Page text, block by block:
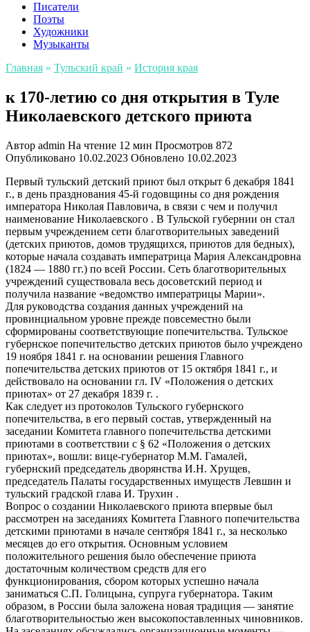
Писатели
Поэты
Художники
Музыканты
Главная » Тульский край » История края
к 170-летию со дня открытия в Туле
Николаевского детского приюта
Автор admin На чтение 12 мин Просмотров 872
Опубликовано 10.02.2023 Обновлено 10.02.2023
Первый тульский детский приют был открыт 6 декабря 1841
г., в день празднования 45-й годовщины со дня рождения
императора Николая Павловича, в связи с чем и получил
наименование Николаевского . В Тульской губернии он стал
первым учреждением сети благотворительных заведений
(детских приютов, домов трудящихся, приютов для бедных),
которые начала создавать императрица Мария Александровна
(1824 — 1880 гг.) по всей России. Сеть благотворительных
учреждений существовала весь досоветский период и
получила название «ведомство императрицы Марии».
Для руководства создания данных учреждений на
провинциальном уровне прежде повсеместно были
сформированы соответствующие попечительства. Тульское
губернское попечительство детских приютов было учреждено
19 ноября 1841 г. на основании решения Главного
попечительства детских приютов от 15 октября 1841 г., и
действовало на основании гл. IV «Положения о детских
приютах» от 27 декабря 1839 г. .
Как следует из протоколов Тульского губернского
попечительства, в его первый состав, утвержденный на
заседании Комитета главного попечительства детскими
приютами в соответствии с § 62 «Положения о детских
приютах», вошли: вице-губернатор М.М. Гамалей,
губернский председатель дворянства И.Н. Хрущев,
председатель Палаты государственных имуществ Левшин и
тульский градской глава И. Трухин .
Вопрос о создании Николаевского приюта впервые был
рассмотрен на заседаниях Комитета Главного попечительства
детскими приютами в начале сентября 1841 г., за несколько
месяцев до его открытия. Основным условием
положительного решения было обеспечение приюта
достаточным количеством средств для его
функционирования, сбором которых успешно начала
заниматься С.П. Голицына, супруга губернатора. Таким
образом, в России была заложена новая традиция — занятие
благотворительностью жен высокопоставленных чиновников.